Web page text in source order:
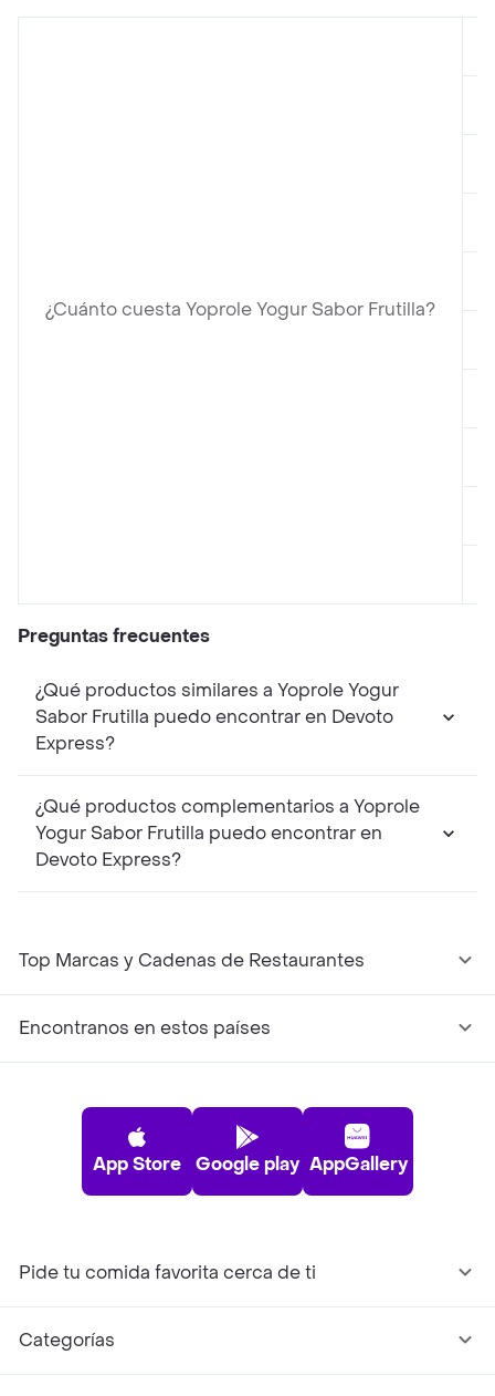
¿Cuánto cuesta Yoprole Yogur Sabor Frutilla?
Preguntas frecuentes
¿Qué productos similares a Yoprole Yogur
Sabor Frutilla puedo encontrar en Devoto
Express?
¿Qué productos complementarios a Yoprole
Yogur Sabor Frutilla puedo encontrar en
Devoto Express?
Top Marcas y Cadenas de Restaurantes
Encontranos en estos países
App Store Google play AppGallery
Pide tu comida favorita cerca de ti
Categorías